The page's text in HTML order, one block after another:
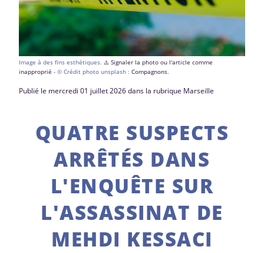
Image à des fins esthétiques. ⚠️ Signaler la photo ou l'article comme
inapproprié - © Crédit photo unsplash : Compagnons.
Publié le mercredi 01 juillet 2026 dans la rubrique Marseille
QUATRE SUSPECTS
ARRÊTÉS DANS
L'ENQUÊTE SUR
L'ASSASSINAT DE
MEHDI KESSACI